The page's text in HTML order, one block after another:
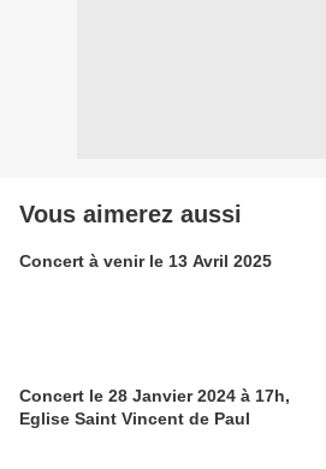
Vous aimerez aussi
Concert à venir le 13 Avril 2025
Concert le 28 Janvier 2024 à 17h,
Eglise Saint Vincent de Paul